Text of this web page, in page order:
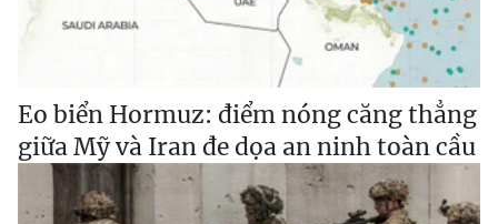
Eo biển Hormuz: điểm nóng căng thẳng
giữa Mỹ và Iran đe dọa an ninh toàn cầu